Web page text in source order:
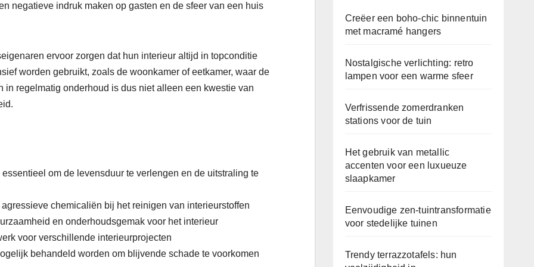
negatieve indruk maken op gasten en de sfeer van een huis
ervoor zorgen dat hun interieur altijd in topconditie
worden gebruikt, zoals de woonkamer of eetkamer, waar de
regelmatig onderhoud is dus niet alleen een kwestie van
om de levensduur te verlengen en de uitstraling te
chemicaliën bij het reinigen van interieurstoffen
en onderhoudsgemak voor het interieur
voor verschillende interieurprojecten
behandeld worden om blijvende schade te voorkomen
Creëer een boho-chic binnentuin
met macramé hangers
Nostalgische verlichting: retro
lampen voor een warme sfeer
Verfrissende zomerdranken
stations voor de tuin
Het gebruik van metallic
accenten voor een luxueuze
slaapkamer
Eenvoudige zen-tuintransformatie
voor stedelijke tuinen
Trendy terrazzotafels: hun